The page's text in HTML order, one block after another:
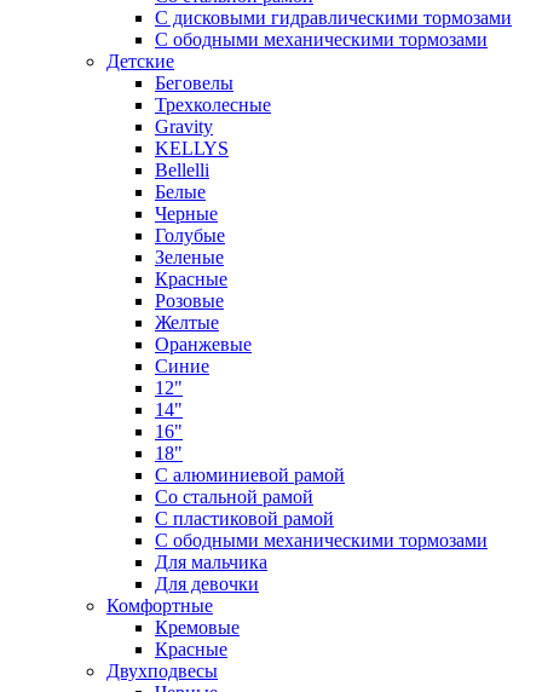
С дисковыми гидравлическими тормозами
С ободными механическими тормозами
Детские
Беговелы
Трехколесные
Gravity
KELLYS
Bellelli
Белые
Черные
Голубые
Зеленые
Красные
Розовые
Желтые
Оранжевые
Синие
12"
14"
16"
18"
С алюминиевой рамой
Со стальной рамой
С пластиковой рамой
С ободными механическими тормозами
Для мальчика
Для девочки
Комфортные
Кремовые
Красные
Двухподвесы